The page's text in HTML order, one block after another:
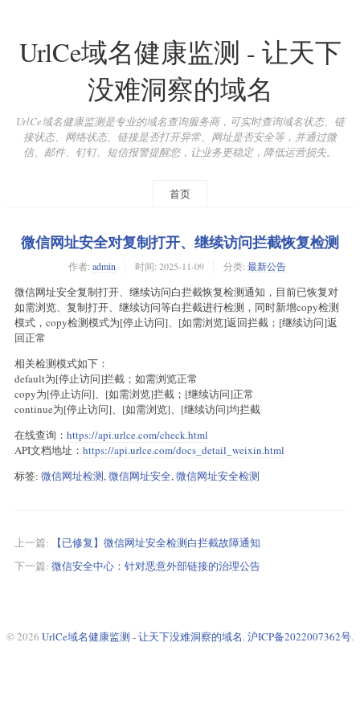
UrlCe域名健康监测 - 让天下
没难洞察的域名
UrlCe域名健康监测是专业的域名查询服务商，可实时查询域名状态、链
接状态、网络状态、链接是否打开异常、网址是否安全等，并通过微
信、邮件、钉钉、短信报警提醒您，让业务更稳定，降低运营损失。
首页
微信网址安全对复制打开、继续访问拦截恢复检测
作者: admin 时间: 2025-11-09 分类: 最新公告
微信网址安全复制打开、继续访问白拦截恢复检测通知，目前已恢复对
如需浏览、复制打开、继续访问等白拦截进行检测，同时新增copy检测
模式，copy检测模式为[停止访问]、[如需浏览]返回拦截；[继续访问]返
回正常
相关检测模式如下：
default为[停止访问]拦截；如需浏览正常
copy为[停止访问]、[如需浏览]拦截；[继续访问]正常
continue为[停止访问]、[如需浏览]、[继续访问]均拦截
在线查询： https://api.urlce.com/check.html
API文档地址： https://api.urlce.com/docs_detail_weixin.html
标签: 微信网址检测,微信网址安全,微信网址安全检测
上一篇:
【已修复】微信网址安全检测白拦截故障通知
下一篇: 微信安全中心：针对恶意外部链接的治理公告
© 2026 UrlCe域名健康监测 - 让天下没难洞察的域名. 沪ICP备2022007362号.